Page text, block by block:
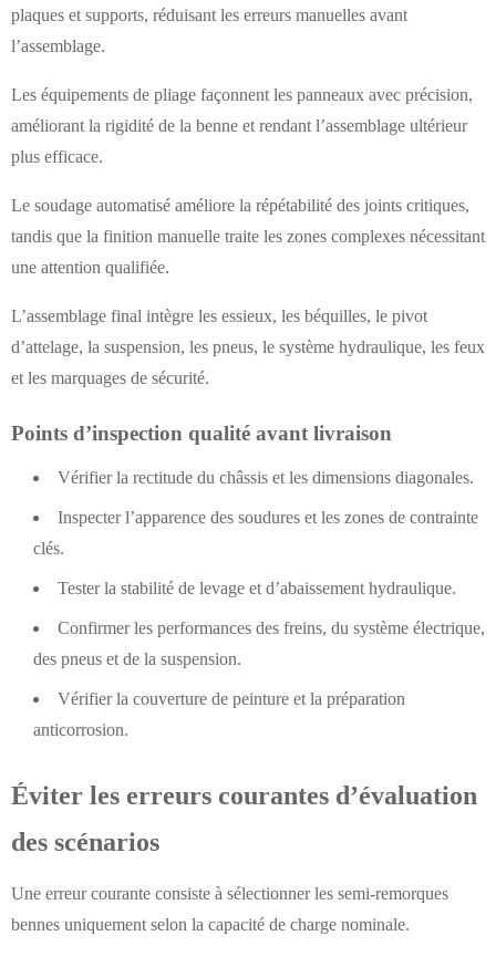
plaques et supports, réduisant les erreurs manuelles avant
l’assemblage.
Les équipements de pliage façonnent les panneaux avec précision,
améliorant la rigidité de la benne et rendant l’assemblage ultérieur
plus efficace.
Le soudage automatisé améliore la répétabilité des joints critiques,
tandis que la finition manuelle traite les zones complexes nécessitant
une attention qualifiée.
L’assemblage final intègre les essieux, les béquilles, le pivot
d’attelage, la suspension, les pneus, le système hydraulique, les feux
et les marquages de sécurité.
Points d’inspection qualité avant livraison
Vérifier la rectitude du châssis et les dimensions diagonales.
Inspecter l’apparence des soudures et les zones de contrainte
clés.
Tester la stabilité de levage et d’abaissement hydraulique.
Confirmer les performances des freins, du système électrique,
des pneus et de la suspension.
Vérifier la couverture de peinture et la préparation
anticorrosion.
Éviter les erreurs courantes d’évaluation
des scénarios
Une erreur courante consiste à sélectionner les semi-remorques
bennes uniquement selon la capacité de charge nominale.